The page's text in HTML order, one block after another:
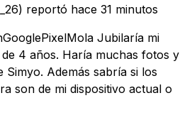
reportó hace 31 minutos
Jubilaría mi
4 años. Haría muchas fotos y
Además sabría si los
son de mi dispositivo actual o